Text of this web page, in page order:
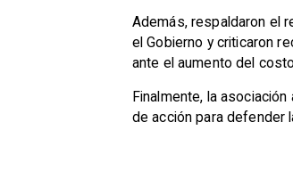
Además, respaldaron el
el Gobierno y criticaron
ante el aumento del
Finalmente, la
de acción para defender